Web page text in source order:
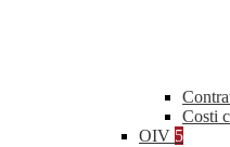
Costi
OIV 5